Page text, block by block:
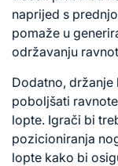
naprijed s
pomaže u
održavanju
Dodatno, držanje
poboljšati
lopte. Igrači bi
pozicioniranja
lopte kako bi